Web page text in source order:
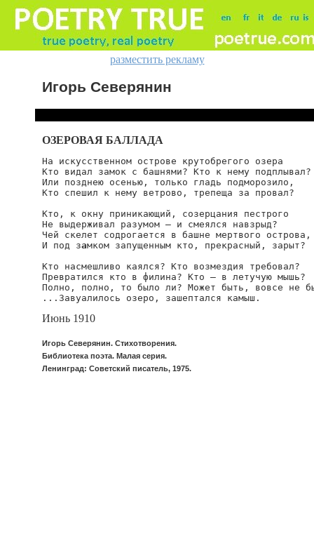
разместить рекламу
Игорь Северянин
ОЗЕРОВАЯ БАЛЛАДА
На искусственном острове крутобрегого озера
Кто видал замок с башнями? Кто к нему подплывал?
Или позднею осенью, только гладь подморозило,
Кто спешил к нему ветрово, трепеща за провал?
Кто, к окну приникающий, созерцания пестрого
Не выдерживал разумом – и смеялся навзрыд?
Чей скелет содрогается в башне мертвого острова,
И под замком запущенным кто, прекрасный, зарыт?
Кто насмешливо каялся? Кто возмездия требовал?
Превратился кто в филина? Кто – в летучую мышь?
Полно, полно, то было ли? Может быть, вовсе не
Июнь 1910
Игорь Северянин. Стихотворения.
Библиотека поэта. Малая серия.
Ленинград: Советский писатель, 1975.